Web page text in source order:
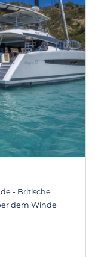
- Britische
dem Winde